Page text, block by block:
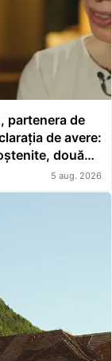
partenera de
de avere:
două
peste5 aug. 2026